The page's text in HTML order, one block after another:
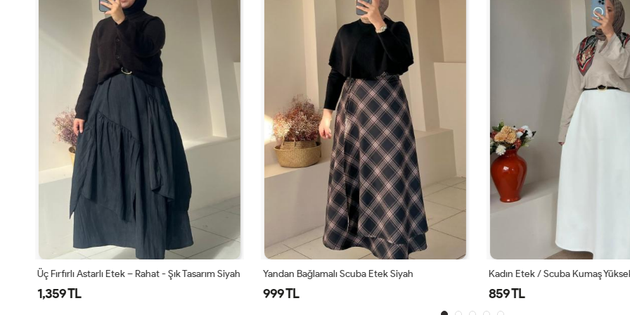
Üç Fırfırlı Astarlı Etek – Rahat - Şık Tasarım Siyah
1,359 TL
Yandan Bağlamalı Scuba Etek Siyah
999 TL 859 TL